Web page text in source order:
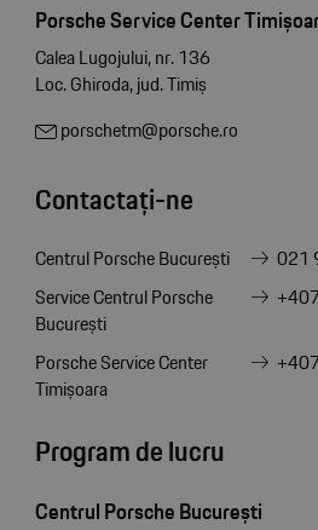
Porsche Service Center
Calea Lugojului, nr. 136
Loc. Ghiroda, jud. Timiș
porschetm@porsche.ro
Contactați-ne
Centrul Porsche București
021
Service Centrul Porsche
București
Porsche Service Center
Timișoara
Program de lucru
Centrul Porsche București